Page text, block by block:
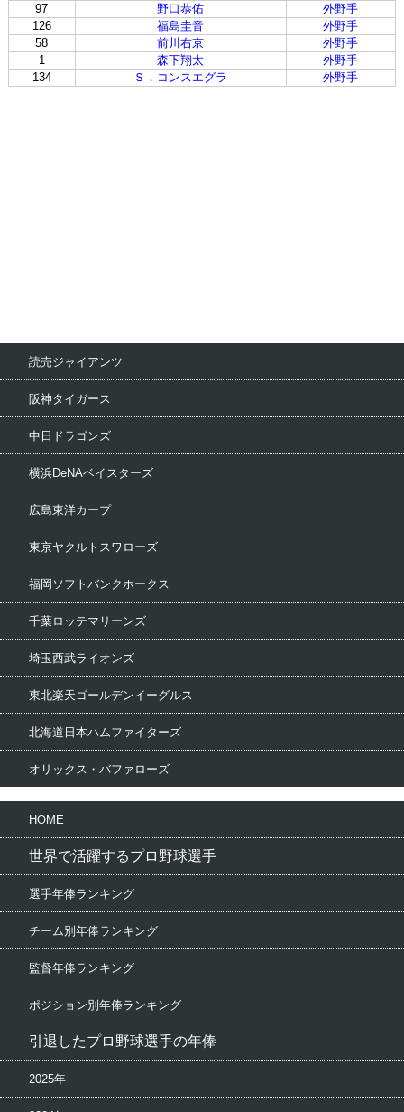
97
野口恭佑
外野手
126
福島圭音
外野手
58
前川右京
外野手
1
森下翔太
外野手
134
Ｓ．コンスエグラ 外野手
読売ジャイアンツ
阪神タイガース
中日ドラゴンズ
横浜DeNAベイスターズ
広島東洋カープ
東京ヤクルトスワローズ
福岡ソフトバンクホークス
千葉ロッテマリーンズ
埼玉西武ライオンズ
東北楽天ゴールデンイーグルス
北海道日本ハムファイターズ
オリックス・バファローズ
HOME
世界で活躍するプロ野球選手
選手年俸ランキング
チーム別年俸ランキング
監督年俸ランキング
ポジション別年俸ランキング
引退したプロ野球選手の年俸
2025年